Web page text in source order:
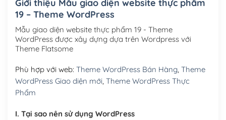
Tên miền Việt Nam .vn (1 năm)
Hosting 2GB SSD (1 năm)(+450,000₫)
Hosting 5GB SSD (1 năm) (+650,000₫)
Hosting 8GB SSD (1 năm)
Giới thiệu Mẫu giao diện website thực phẩm
19 – Theme WordPress
Mẫu giao diện website thực phẩm 19 - Theme
WordPress được xây dựng dựa trên Wordpress với
Theme Flatsome
Phù hợp với web: Theme WordPress Bán Hàng, Theme
WordPress Giao diện mới, Theme WordPress Thực
Phẩm
I. Tại sao nên sử dụng WordPress